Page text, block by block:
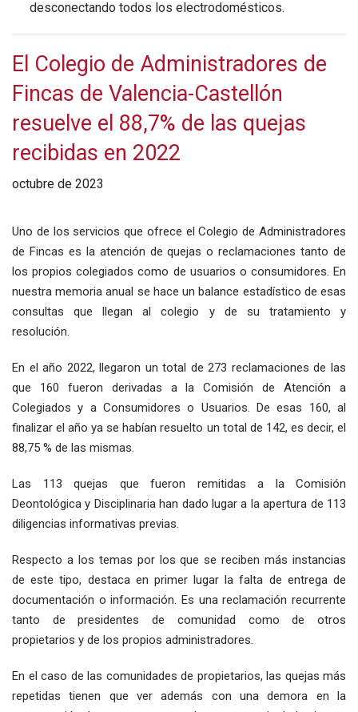
desconectando todos los electrodomésticos.
El Colegio de Administradores de
Fincas de Valencia-Castellón
resuelve el 88,7% de las quejas
recibidas en 2022
octubre de 2023
Uno de los servicios que ofrece el Colegio de Administradores
de Fincas es la atención de quejas o reclamaciones tanto de
los propios colegiados como de usuarios o consumidores. En
nuestra memoria anual se hace un balance estadístico de esas
consultas que llegan al colegio y de su tratamiento y
resolución.
En el año 2022, llegaron un total de 273 reclamaciones de las
que 160 fueron derivadas a la Comisión de Atención a
Colegiados y a Consumidores o Usuarios. De esas 160, al
finalizar el año ya se habían resuelto un total de 142, es decir, el
88,75 % de las mismas.
Las 113 quejas que fueron remitidas a la Comisión
Deontológica y Disciplinaria han dado lugar a la apertura de 113
diligencias informativas previas.
Respecto a los temas por los que se reciben más instancias
de este tipo, destaca en primer lugar la falta de entrega de
documentación o información. Es una reclamación recurrente
tanto de presidentes de comunidad como de otros
propietarios y de los propios administradores.
En el caso de las comunidades de propietarios, las quejas más
repetidas tienen que ver además con una demora en la